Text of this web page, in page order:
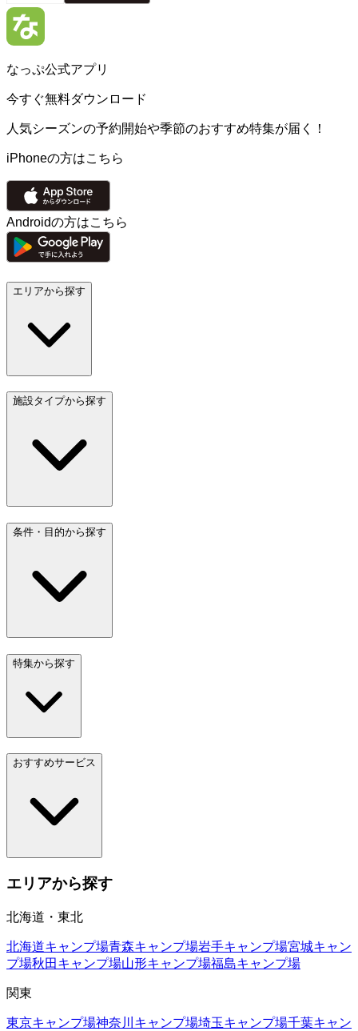
なっぷ公式アプリ
今すぐ無料ダウンロード
人気シーズンの予約開始や季節のおすすめ特集が届く！
iPhoneの方はこちら
Androidの方はこちら
エリアから探す
施設タイプから探す
条件・目的から探す
特集から探す
おすすめサービス
エリアから探す
北海道・東北
北海道キャンプ場青森キャンプ場岩手キャンプ場宮城キャン
プ場秋田 キャンプ場山形キャンプ場福島キャンプ場
関東
東京キャンプ場神奈川 キャンプ場埼玉キャンプ場千葉キャン